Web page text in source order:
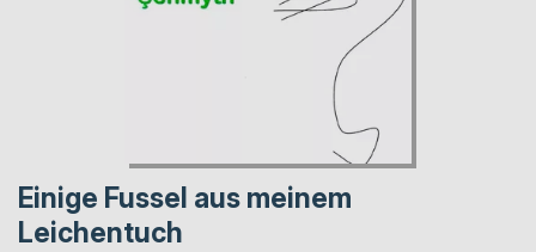
Einige Fussel aus meinem
Leichentuch